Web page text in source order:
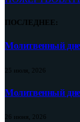
ПОСЛЕДНЕЕ:
Молитвенный
25 июля, 2026
Молитвенный
26 июня, 2026